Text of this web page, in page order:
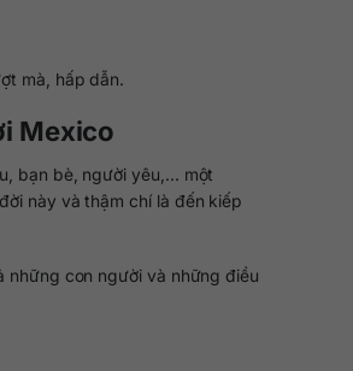
mà, hấp dẫn.
Mexico
bạn bè, người yêu,… một
này và thậm chí là đến kiếp
những con người và những điều